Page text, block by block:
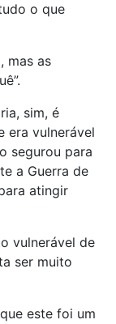
o que
mas as
sim, é
era vulnerável
segurou para
a Guerra de
atingir
vulnerável de
ser muito
este foi um